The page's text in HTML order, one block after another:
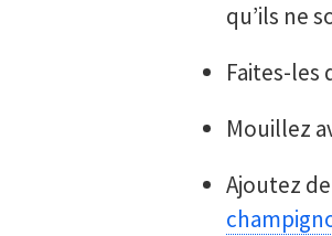
qu’ils ne
Faites-les
Mouillez
Ajoutez